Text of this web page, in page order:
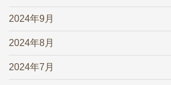
2024年9月
2024年8月
2024年7月